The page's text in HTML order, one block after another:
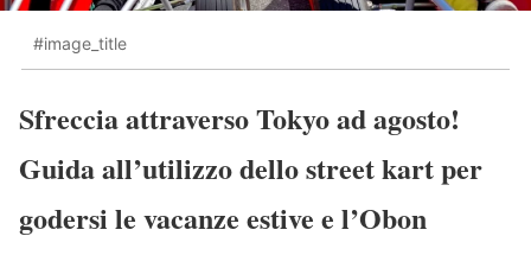
#image_title
Sfreccia attraverso Tokyo ad agosto!
Guida all’utilizzo dello street kart per
godersi le vacanze estive e l’Obon